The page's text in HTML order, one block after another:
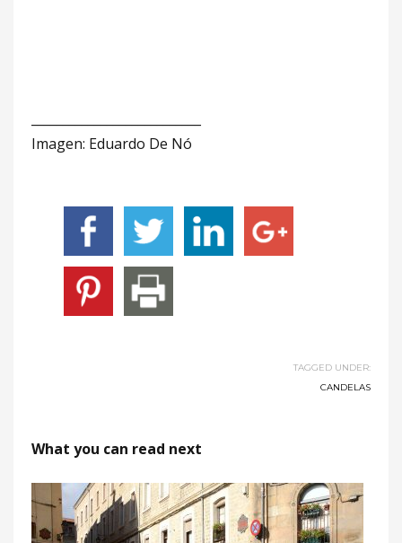
Imagen: Eduardo De Nó
TAGGED UNDER:
CANDELAS
What you can read next